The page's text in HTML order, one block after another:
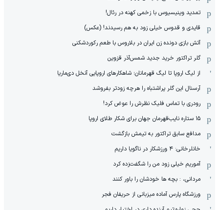
تمدید وینیسیوس با زخمی کهنه در رئال!
قایدی و قدوس خیلی زود به هم رسیدند! (عکس)
آتش بازی دونده زن ایران در بلاروس با طعم رکوردشکنی
گلر تراکتور خرید جدید شمس‌آذر قزوین
از لیگ اروپا تا لیگ قهرمانان؛ شاهکارهای اروپایی آنخل دی‌ماریا
آرسنال این گلر پراشتباه را هرچه زودتر بفروشد
رودری با تماس فلیک نظرش را عوض کرد!
١۵ ستاره نایب‌قهرمان جهان برای شکار طلای اروپا
مدافع سابق تراکتور به تیمش بازگشت
خانلرخانی: ۴ ورزشکار در ناگویا داریم
آموریم خیلی زود من را شگفت‌زده کرد
مردانی، : بچه ها خودشان را باور کنند
ورزشگاه پارس آماده میزبانی از حریفان فجر